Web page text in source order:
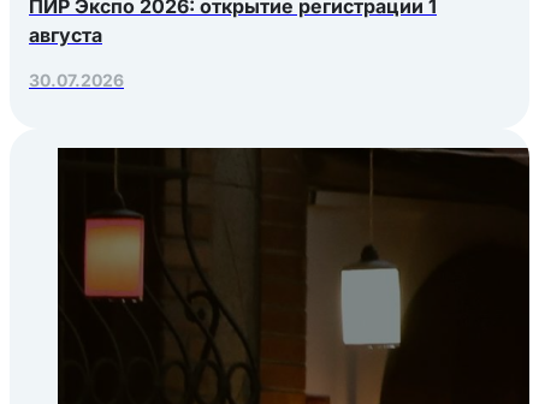
ПИР Экспо 2026: открытие регистрации 1
августа
30.07.2026